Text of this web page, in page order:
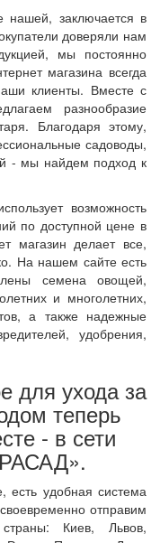
нашей, заключается в
доверяли нам
мы постоянно
магазина всегда
клиенты. Вместе с
разнообразие
Благодаря этому,
садоводы,
- мы найдем подход к
возможность
по доступной цене в
магазин делает все,
На нашем сайте есть
семена овощей,
и многолетних,
а также надежные
удобрения,
для ухода за
теперь
- в сети
есть удобная система
отправим
Киев, Львов,